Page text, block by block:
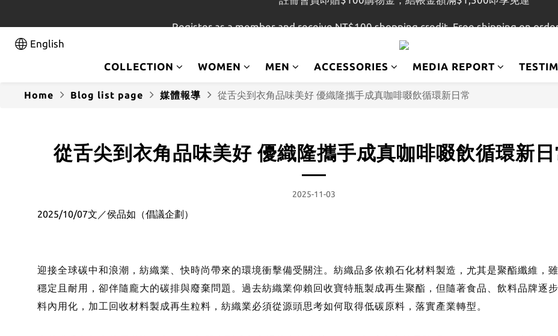
註冊會員即贈$100購物金，結帳金額滿$1,500即享免運
English
COLLECTION
WOMEN MEN ACCESSORIES MEDIA REPORT
Home Blog list page 媒體報導 從舌尖到衣角品味美好 優織隆攜手成真咖啡啜飲循環新日常
從舌尖到衣角品味美好 優織隆攜手成真咖啡啜飲循環新日
2025-11-03
2025/10/07文／侯品如（倡議企劃）
迎接全球碳中和浪潮，紡織業、快時尚帶來的環境衝擊備受關注。紡織品多依賴石化材料製造，尤其是聚酯纖維，
穩定且耐用，卻伴隨龐大的碳排與廢棄問題。過去紡織業仰賴回收寶特瓶製成再生聚酯，但隨著食品、飲料品牌逐
料內用化，加工回收材料製成再生粒料，紡織業必須從源頭思考如何取得低碳原料，落實產業轉型。